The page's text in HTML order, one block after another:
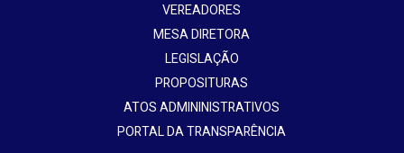
VEREADORES
MESA DIRETORA
LEGISLAÇÃO
PROPOSITURAS
ATOS ADMININISTRATIVOS
PORTAL DA TRANSPARÊNCIA